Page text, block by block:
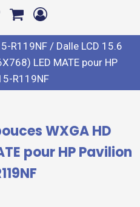
R119NF/ Dalle LCD 15.6
LED MATE pour HP
R119NF
WXGA HD
pour HP Pavilion